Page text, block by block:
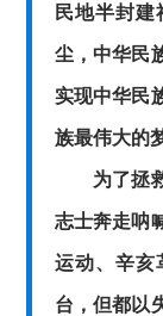
民地半封
尘，中华民
实现中华民
族最伟大的
为了拯救
志士奔走呐
运动、辛亥
台，但都以